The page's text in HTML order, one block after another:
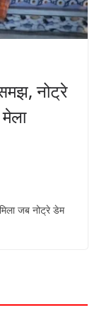
नोट्रे
जब नोट्रे डेम